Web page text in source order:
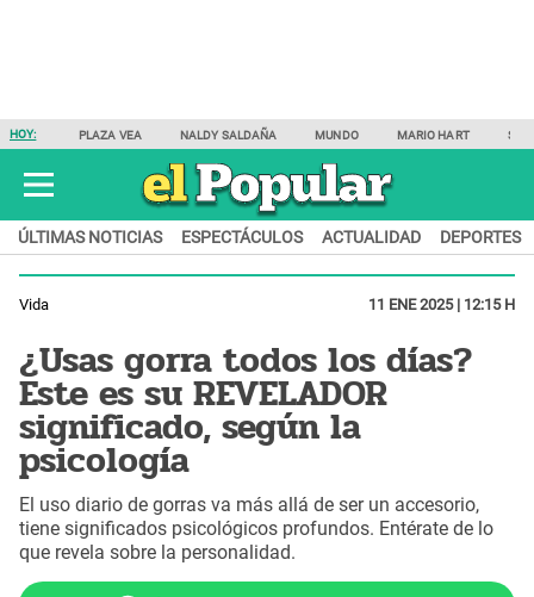
HOY: PLAZA VEA NALDY SALDAÑA MUNDO MARIO HART
ÚLTIMAS NOTICIAS ESPECTÁCULOS ACTUALIDAD DEPORTES
Vida 11 ENE 2025 | 12:15 H
¿Usas gorra todos los días?
Este es su REVELADOR
significado, según la
psicología
El uso diario de gorras va más allá de ser un accesorio,
tiene significados psicológicos profundos. Entérate de lo
que revela sobre la personalidad.